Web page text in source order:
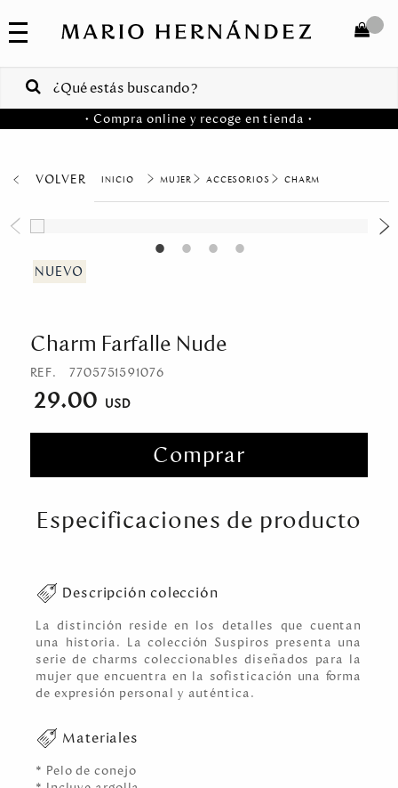
COLECCIONES
VENTAS
CORPORATIVAS
Venezuela
COMPRAR
• Compra online y recoge en tienda •
VOLVER MUJER ACCESORIOS CHARM
Charm Farfalle Nude
REF. 7705751591076
29.00
Comprar
Especificaciones de producto
Descripción colección
La distinción reside en los detalles que cuentan
una historia. La colección Suspiros presenta una
serie de charms coleccionables diseñados para la
mujer que encuentra en la sofisticación una forma
de expresión personal y auténtica.
Materiales
* Pelo de conejo